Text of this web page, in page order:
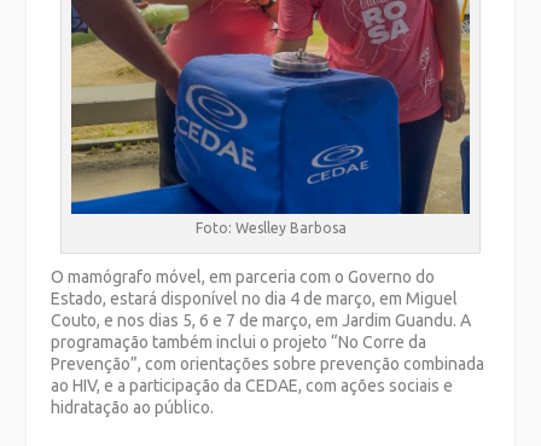
Foto: Weslley Barbosa
O mamógrafo móvel, em parceria com o Governo do
Estado, estará disponível no dia 4 de março, em Miguel
Couto, e nos dias 5, 6 e 7 de março, em Jardim Guandu. A
programação também inclui o projeto “No Corre da
Prevenção”, com orientações sobre prevenção combinada
ao HIV, e a participação da CEDAE, com ações sociais e
hidratação ao público.